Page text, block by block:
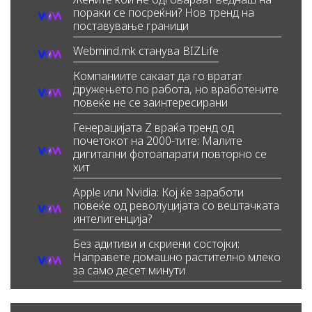
пораки се посреќни? Нов тренд на
поставување граници
Webmind.mk станува BIZLife
Компаниите сакаат да го вратат
дружењето по работа, но вработените
повеќе не се заинтересирани
Генерацијата Z враќа тренд од
почетокот на 2000-тите: Малите
дигитални фотоапарати повторно се
хит
Apple или Nvidia: Кој ќе заработи
повеќе од револуцијата со вештачката
интелигенција?
Без адитиви и скриени состојки:
Направете домашно растително млеко
за само десет минути